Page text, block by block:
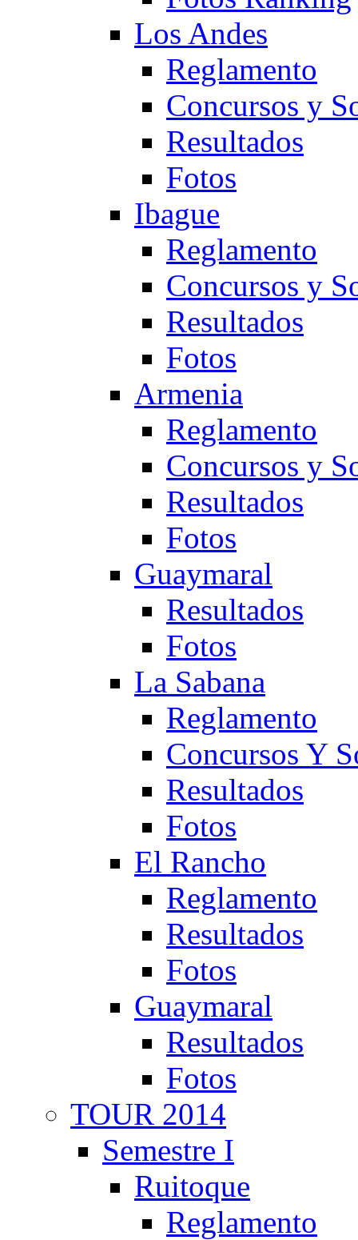
Los Andes
Reglamento
Concursos y
Resultados
Fotos
Ibague
Reglamento
Concursos y
Resultados
Fotos
Armenia
Reglamento
Concursos y
Resultados
Fotos
Guaymaral
Resultados
Fotos
La Sabana
Reglamento
Concursos Y
Resultados
Fotos
El Rancho
Reglamento
Resultados
Fotos
Guaymaral
Resultados
Fotos
TOUR 2014
Semestre I
Ruitoque
Reglamento